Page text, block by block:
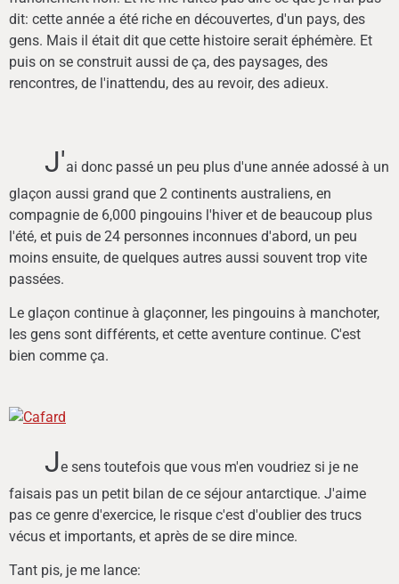
dit: cette année a été riche en découvertes, d'un pays, des
gens. Mais il était dit que cette histoire serait éphémère. Et
puis on se construit aussi de ça, des paysages, des
rencontres, de l'inattendu, des au revoir, des adieux.
J'ai donc passé un peu plus d'une année adossé à un
glaçon aussi grand que 2 continents australiens, en
compagnie de 6,000 pingouins l'hiver et de beaucoup plus
l'été, et puis de 24 personnes inconnues d'abord, un peu
moins ensuite, de quelques autres aussi souvent trop vite
passées.
Le glaçon continue à glaçonner, les pingouins à manchoter,
les gens sont différents, et cette aventure continue. C'est
bien comme ça.
Je sens toutefois que vous m'en voudriez si je ne
faisais pas un petit bilan de ce séjour antarctique. J'aime
pas ce genre d'exercice, le risque c'est d'oublier des trucs
vécus et importants, et après de se dire mince.
Tant pis, je me lance: